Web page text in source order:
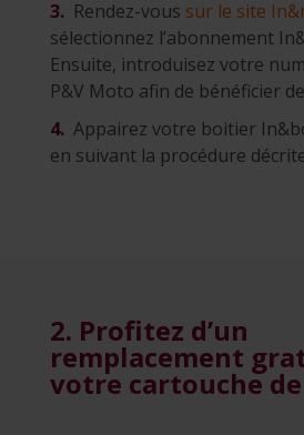
3. Rendez-vous sur le site
sélectionnez l’abonnement
Ensuite, introduisez votre
P&V Moto afin de bénéficier
4. Appairez votre boitier
en suivant la procédure
2. Profitez d’un
remplacement
votre cartouche